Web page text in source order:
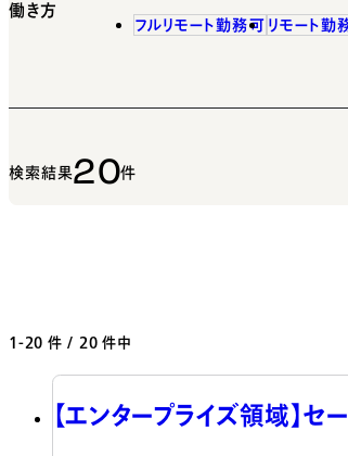
働き方
フルリモート勤務可 リモート勤
検索結果20件
1-20 件 / 20 件中
【エンタープライズ領域】セ